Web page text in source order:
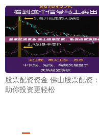
股票配资资金 佛山股票配资：
助你投资更轻松